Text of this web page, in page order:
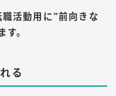
職活動用に”前向きな
す。
る